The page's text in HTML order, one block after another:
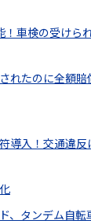
！車検の受けら
れたのに全額
導入！交通違
、タンデム自転